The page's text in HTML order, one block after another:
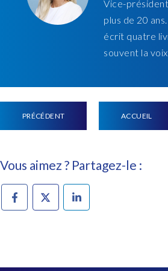
Vice-
plus de 20
écrit quatre
souvent la
PRÉCÉDENT ACCUEIL
Vous aimez ? Partagez-le :